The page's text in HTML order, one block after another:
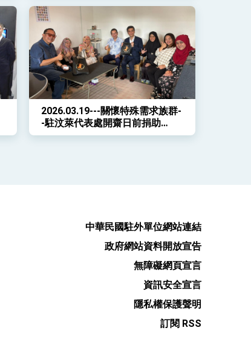
2026.03.19---關懷特殊需求族群-
-駐汶萊代表處開齋日前捐助
FITRAH傳遞善意
中華民國駐外單位網站連結
政府網站資料開放宣告
無障礙網頁宣言
資訊安全宣言
隱私權保護聲明
訂閱 RSS